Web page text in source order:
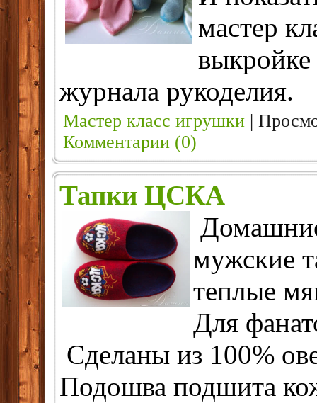
мастер
журнала рукоделия.
Мастер класс игрушки |
Комментарии (0)
Тапки ЦСКА
мужские
теплые
Для
Сделаны из 100%
Подошва подшита